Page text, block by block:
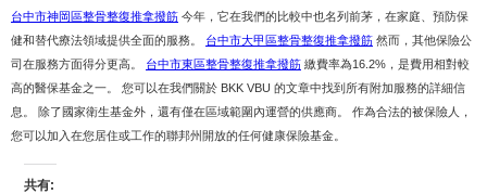
台中市神岡區整骨整復推拿撥筋 今年，它在我們的比較中也名列前茅，在家庭、預防保
健和替代療法領域提供全面的服務。 台中市大甲區整骨整復推拿撥筋 然而，其他保險公
司在服務方面得分更高。 台中市東區整骨整復推拿撥筋 繳費率為16.2%，是費用相對較
高的醫保基金之一。 您可以在我們關於 BKK VBU 的文章中找到所有附加服務的詳細信
息。 除了國家衛生基金外，還有僅在區域範圍內運營的供應商。 作為合法的被保險人，
您可以加入在您居住或工作的聯邦州開放的任何健康保險基金。
共有: